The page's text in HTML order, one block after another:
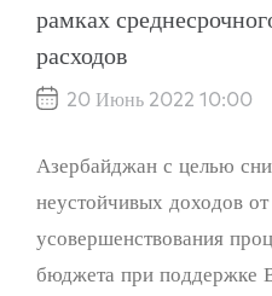
рамках
расходов
20 Июнь 2022 10:00
Азербайджан с целью
неустойчивых доходов
усовершенствования
бюджета при поддержке